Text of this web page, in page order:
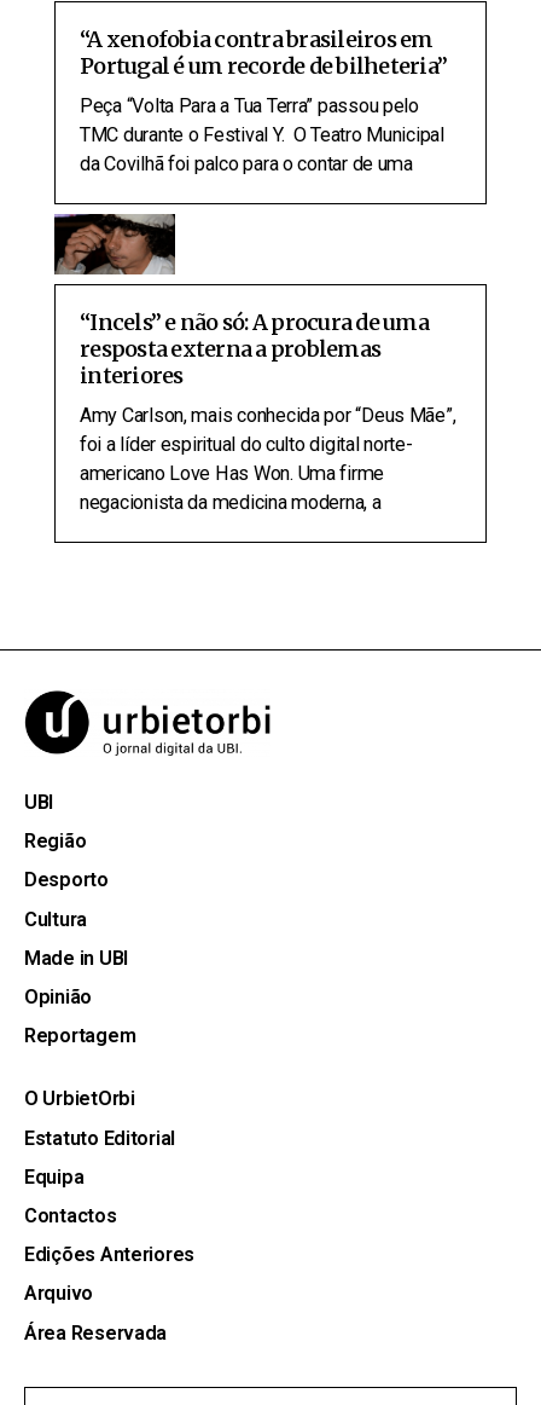
“A xenofobia contra brasileiros em
Portugal é um recorde de bilheteria”
Peça “Volta Para a Tua Terra” passou pelo
TMC durante o Festival Y. O Teatro Municipal
da Covilhã foi palco para o contar de uma
“Incels” e não só: A procura de uma
resposta externa a problemas
interiores
Amy Carlson, mais conhecida por “Deus Mãe”,
foi a líder espiritual do culto digital norte-
americano Love Has Won. Uma firme
negacionista da medicina moderna, a
UBI
Região
Desporto
Cultura
Made in UBI
Opinião
Reportagem
O UrbietOrbi
Estatuto Editorial
Equipa
Contactos
Edições Anteriores
Arquivo
Área Reservada